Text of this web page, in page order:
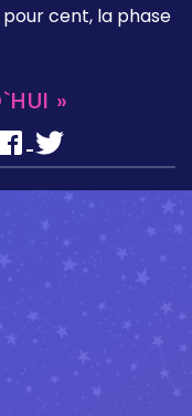
cent, la phase
»